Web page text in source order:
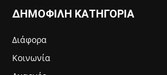
ΔΗΜΟΦΙΛΗ ΚΑΤΗΓΟΡΙΑ
Διάφορα
Κοινωνία